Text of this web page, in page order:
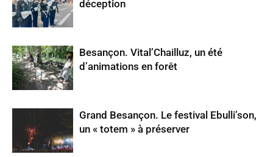
déception
Besançon. Vital’Chailluz, un été
d’animations en forêt
Grand Besançon. Le festival Ebulli’son,
un « totem » à préserver